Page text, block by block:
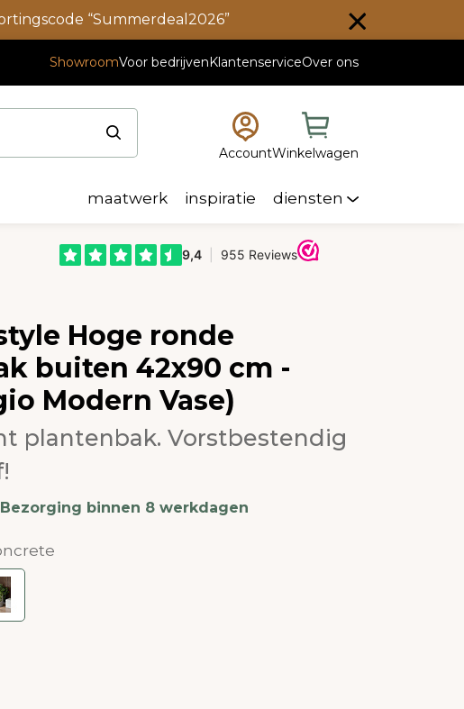
“Summerdeal2026”
ShowroomVoor bedrijvenKlantenserviceOver ons
AccountWinkelwagen
maatwerk inspiratie diensten
Hoge ronde
buiten 42x90 cm -
Modern Vase)
plantenbak. Vorstbestendig
Bezorging binnen 8 werkdagen